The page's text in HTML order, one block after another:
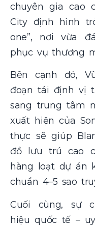
chuyên gia cao
City định hình
one”, nơi vừa
phục vụ thương
Bên cạnh đó,
đoạn tái định vị
sang trung tâm
xuất hiện của
thực sẽ giúp
đồ lưu trú cao
hàng loạt dự án
chuẩn 4–5 sao
Cuối cùng, sự
hiệu quốc tế –